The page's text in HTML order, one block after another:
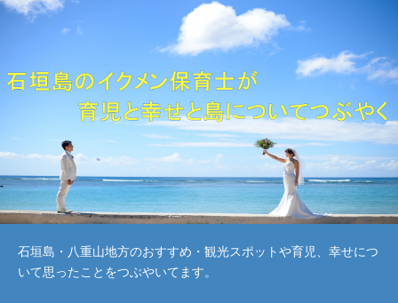
石垣島・八重山地方のおすすめ・観光スポットや育児、幸せにつ
いて思ったことをつぶやいてます。